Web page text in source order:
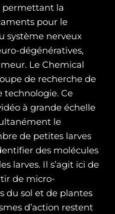
permettant la
pour le
système nerveux
dégénératives,
Le Chemical
de recherche de
technologie. Ce
à grande échelle
le
de petites larves
des molécules
larves. Il s’agit ici de
de micro-
du sol et de plantes
d’action restent